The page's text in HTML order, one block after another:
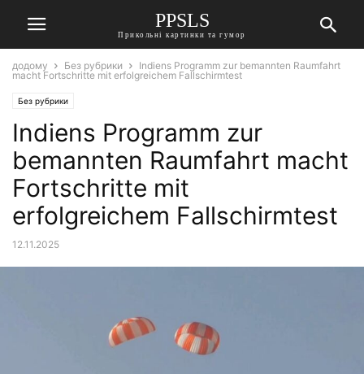
PPSLS
Прикольні картинки та гумор
додому Без рубрики
Indiens Programm zur bemannten Raumfahrt
macht Fortschritte mit erfolgreichem Fallschirmtest
Без рубрики
Indiens Programm zur
bemannten Raumfahrt macht
Fortschritte mit
erfolgreichem Fallschirmtest
12.11.2025